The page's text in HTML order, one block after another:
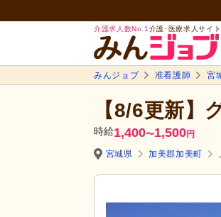
介護求人数No.1 介護･医療求人サイト
みんジョブ 准看護師 宮
【8/6更新】
時給1,400〜1,500円
宮城県 加美郡加美町